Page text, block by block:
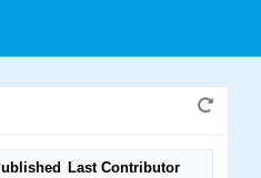
Last Contributor